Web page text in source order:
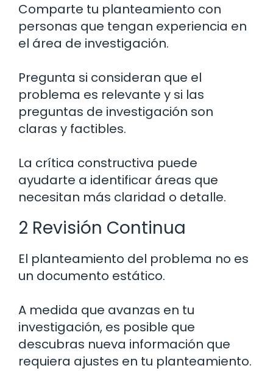
Comparte tu planteamiento con
personas que tengan experiencia en
el área de investigación.
Pregunta si consideran que el
problema es relevante y si las
preguntas de investigación son
claras y factibles.
La crítica constructiva puede
ayudarte a identificar áreas que
necesitan más claridad o detalle.
2 Revisión Continua
El planteamiento del problema no es
un documento estático.
A medida que avanzas en tu
investigación, es posible que
descubras nueva información que
requiera ajustes en tu planteamiento.